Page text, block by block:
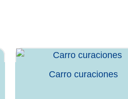
Carro curaciones